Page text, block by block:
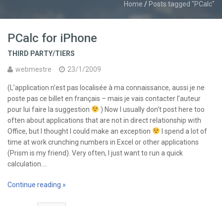
Home / Posts tagged "PCalc"
PCalc for iPhone
THIRD PARTY/TIERS
webmestre
23/1/2009
(L’application n’est pas localisée à ma connaissance, aussi je ne
poste pas ce billet en français – mais je vais contacter l’auteur
pour lui faire la suggestion
) Now I usually don‘t post here too
often about applications that are not in direct relationship with
Office, but I thought I could make an exception
I spend a lot of
time at work crunching numbers in Excel or other applications
(Prism is my friend). Very often, I just want to run a quick
calculation.…
Continue reading »